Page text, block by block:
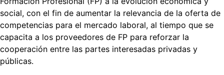
social, con el fin de aumentar la relevancia de la oferta de
competencias para el mercado laboral, al tiempo que se
capacita a los proveedores de FP para reforzar la
cooperación entre las partes interesadas privadas y
públicas.